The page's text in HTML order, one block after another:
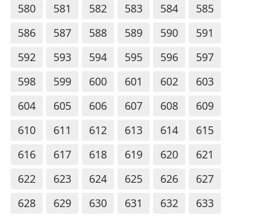
580
581 582 583 584
585
586
587 588 589 590
591
592
593 594 595 596
597
598
599 600 601 602
603
604
605 606 607 608
609
610
611 612 613 614
615
616
617 618 619 620
621
622
623 624 625 626
627
628
629 630 631 632
633